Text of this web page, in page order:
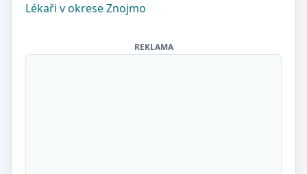
Lékaři v okrese Znojmo
REKLAMA